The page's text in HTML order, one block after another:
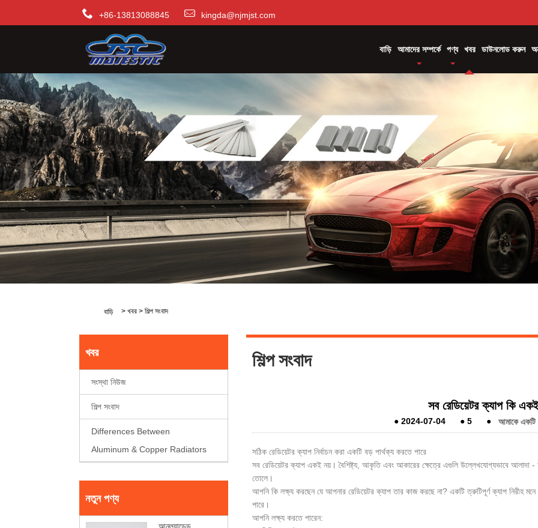
+86-13813088845 kingda@njmjst.com
বাড়ি আমাদের সম্পর্কে পণ্য খবর ডাউনলোড করুন
বাড়ি > খবর > শিল্প সংবাদ
খবর
সংস্থা নিউজ
শিল্প সংবাদ
Differences Between
Aluminum & Copper Radiators
নতুন পণ্য
শিল্প সংবাদ
সব রেডিয়েটর ক্যাপ কি
● 2024-07-04 ● 5 ● আমাকে একটি
সঠিক রেডিয়েটর ক্যাপ নির্বাচন করা একটি বড় পার্থক্য করতে পারে
সব রেডিয়েটর ক্যাপ একই নয়। বৈশিষ্ট্য, আকৃতি এবং আকারের ক্ষেত্রে এগুলি উল্লেখযোগ্যভাবে আলাদা
তোলে।
আপনি কি লক্ষ্য করছেন যে আপনার রেডিয়েটর ক্যাপ তার কাজ করছে না? একটি ত্রুটিপূর্ণ ক্যাপ নিরীহ
পারে।
আপনি লক্ষ্য করতে পারেন: